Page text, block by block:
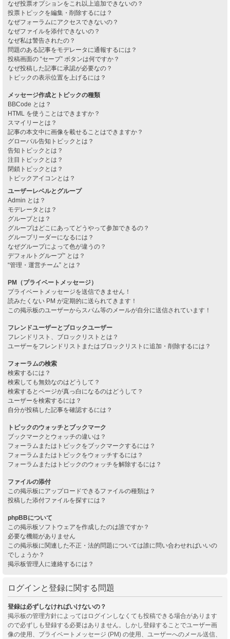
なぜ投票オプションをこれ以上追加できないの？
投票トピックを編集・削除するには？
なぜフォーラムにアクセスできないの？
なぜファイルを添付できないの？
なぜ私は警告されたの？
問題のある記事をモデレータに通報するには？
投稿画面の “セーブ” ボタンは何ですか？
なぜ投稿した記事に承認が必要なの？
トピックの表示位置を上げるには？
メッセージ作成とトピックの種類
BBCode とは？
HTML を使うことはできますか？
スマイリーとは？
記事の本文中に画像を載せることはできますか？
グローバル告知トピックとは？
告知トピックとは？
注目トピックとは？
閉鎖トピックとは？
トピックアイコンとは？
ユーザーレベルとグループ
Admin とは？
モデレータとは？
グループとは？
グループはどこにあってどうやって参加できるの？
グループリーダーになるには？
なぜグループによって色が違うの？
デフォルトグループ” とは？
“管理・運営チーム” とは？
PM（プライベートメッセージ）
プライベートメッセージを送信できません！
読みたくない PM が定期的に送られてきます！
この掲示板のユーザーからスパム等のメールが自分に送信されています！
フレンドユーザーとブロックユーザー
フレンドリスト、ブロックリストとは？
ユーザーをフレンドリストまたはブロックリストに追加・削除するには？
フォーラムの検索
検索するには？
検索しても無効なのはどうして？
検索するとページが真っ白になるのはどうして？
ユーザーを検索するには？
自分が投稿した記事を確認するには？
トピックのウォッチとブックマーク
ブックマークとウォッチの違いは？
フォーラムまたはトピックをブックマークするには？
フォーラムまたはトピックをウォッチするには？
フォーラムまたはトピックのウォッチを解除するには？
ファイルの添付
この掲示板にアップロードできるファイルの種類は？
投稿した添付ファイルを探すには？
phpBBについて
この掲示板ソフトウェアを作成したのは誰ですか？
必要な機能がありません
この掲示板に関連した不正・法的問題については誰に問い合わせればいいの
でしょうか？
掲示板管理人に連絡するには？
ログインと登録に関する問題
登録は必ずしなければいけないの？
掲示板の管理方針によってはログインしなくても投稿できる場合があります
ので必ずしも登録する必要はありません。しかし登録することでユーザー画
像の使用、プライベートメッセージ (PM) の使用、ユーザーへのメール送信、